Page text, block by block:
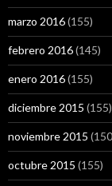
marzo 2016(155)
febrero 2016(145)
enero 2016(155)
diciembre 2015 (155)
noviembre 2015
octubre 2015 (155)